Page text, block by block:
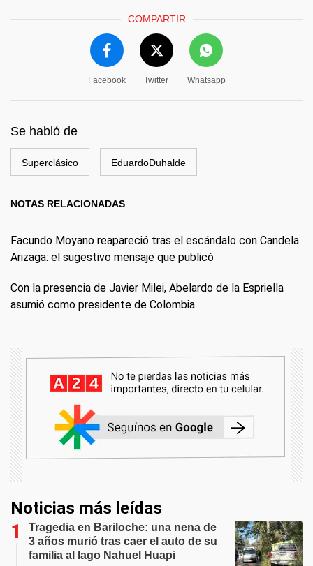
COMPARTIR
Facebook Twitter Whatsapp
Se habló de
Superclásico EduardoDuhalde
NOTAS RELACIONADAS
Facundo Moyano reapareció tras el escándalo con Candela
Arizaga: el sugestivo mensaje que publicó
Con la presencia de Javier Milei, Abelardo de la Espriella
asumió como presidente de Colombia
Noticias más leídas
Tragedia en Bariloche: una nena de
3 años murió tras caer el auto de su
familia al lago Nahuel Huapi